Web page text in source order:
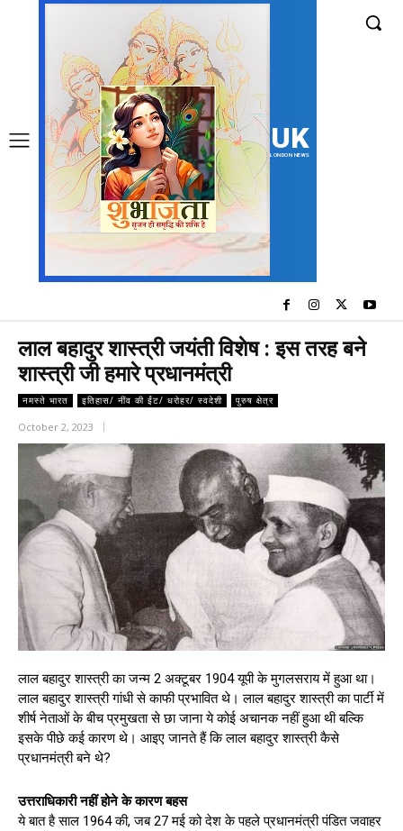
UK
LONDON NEWS
लाल बहादुर शास्त्री जयंती विशेष : इस तरह बने
शास्त्री जी हमारे प्रधानमंत्री
नमस्ते भारत इतिहास/ नींव की ईंट/ धरोहर/ स्वदेशी पुरुष क्षेत्र
October 2, 2023
लाल बहादुर शास्त्री का जन्म 2 अक्टूबर 1904 यूपी के मुगलसराय में हुआ था।
लाल बहादुर शास्त्री गांधी से काफी प्रभावित थे। लाल बहादुर शास्त्री का पार्टी में
शीर्ष नेताओं के बीच प्रमुखता से छा जाना ये कोई अचानक नहीं हुआ थी बल्कि
इसके पीछे कई कारण थे। आइए जानते हैं कि लाल बहादुर शास्त्री कैसे
प्रधानमंत्री बने थे?
उत्तराधिकारी नहीं होने के कारण बहस
ये बात है साल 1964 की, जब 27 मई को देश के पहले प्रधानमंत्री पंडित जवाहर